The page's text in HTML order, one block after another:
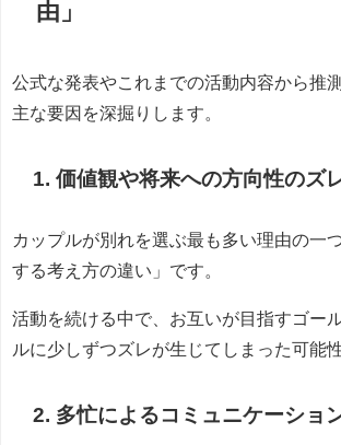
由」
公式な発表やこれまでの活動内容から推
主な要因を深掘りします。
1. 価値観や将来への方向性のズ
カップルが別れを選ぶ最も多い理由の一
する考え方の違い」です。
活動を続ける中で、お互いが目指すゴー
ルに少しずつズレが生じてしまった可能
2. 多忙によるコミュニケーショ